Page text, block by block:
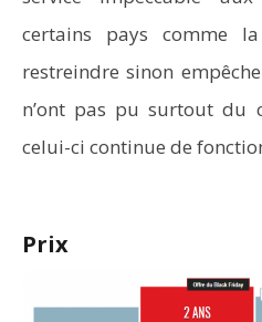
certains pays comme
restreindre sinon
n’ont pas pu surtout du
celui-ci continue de
Prix